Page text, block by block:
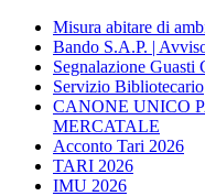
Misura abitare di
Bando S.A.P. |
Segnalazione Guasti
Servizio Bibliotecario
CANONE UNICO
MERCATALE
Acconto Tari 2026
TARI 2026
IMU 2026